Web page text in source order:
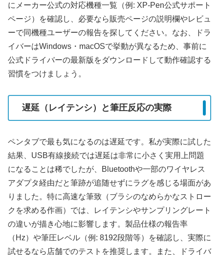
にメーカー公式の対応機種一覧（例: XP-Pen公式サポート
ページ）を確認し、必要なら販売ページの説明欄やレビュ
ーで同機種ユーザーの報告を探してください。なお、ドラ
イバーはWindows・macOSで挙動が異なるため、事前に
公式ドライバーの最新版をダウンロードして動作確認する
習慣をつけましょう。
遅延（レイテンシ）と筆圧反応の実際
ペンタブで最も気になるのは遅延です。私が実際に試した
結果、USB有線接続では遅延は非常に小さく実用上問題
になることは稀でしたが、Bluetoothや一部のワイヤレス
アダプタ経由だと筆跡が追随せずにラグを感じる場面があ
りました。特に高速な筆致（ブラシのなめらかなストロー
クを求める作画）では、レイテンシやサンプリングレート
の違いが描き心地に影響します。製品仕様の報告率
（Hz）や筆圧レベル（例: 8192段階等）を確認し、実際に
試せるなら店舗でのテストを推奨します。また、ドライバ